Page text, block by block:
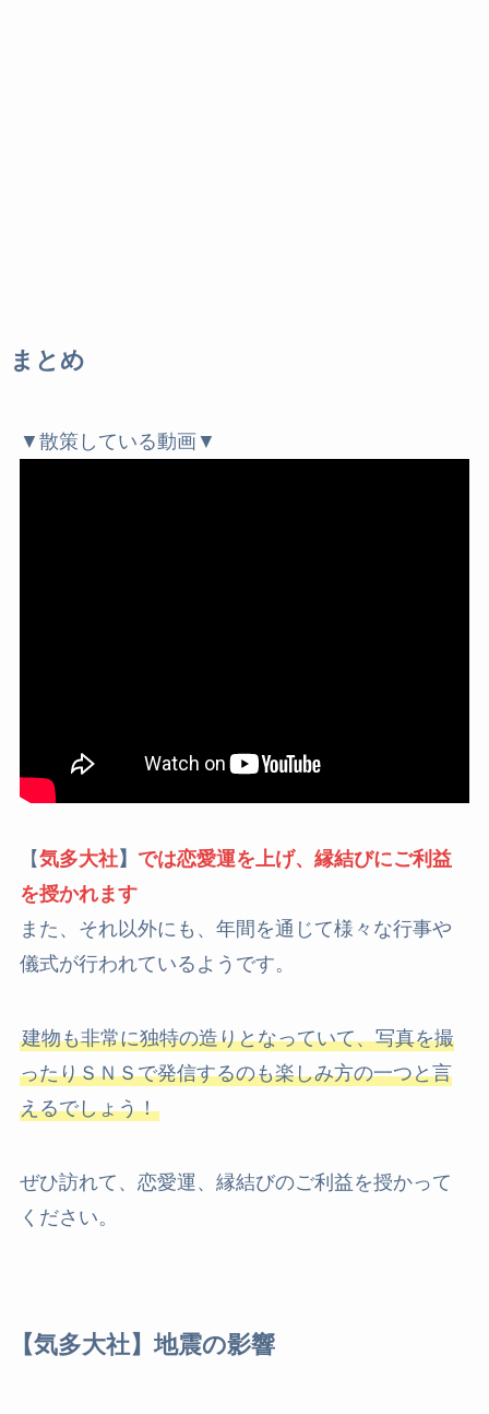
まとめ
▼散策している動画▼
【気多大社】 では恋愛運を上げ、縁結びにご利益
を授かれます
また、それ以外にも、年間を通じて様々な行事や
儀式が行われているようです。
建物も非常に独特の造りとなっていて、写真を撮
ったりＳＮＳで発信するのも楽しみ方の一つと言
えるでしょう！
ぜひ訪れて、恋愛運、縁結びのご利益を授かって
ください。
【気多大社】地震の影響